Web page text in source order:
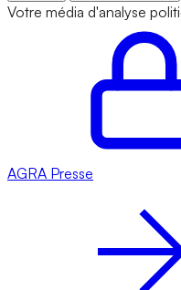
Votre média d'analyse
AGRA Presse